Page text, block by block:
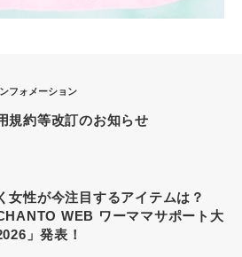
フォメーション
規約等改訂のお知らせ
女性が今注目するアイテムは？
CHANTO WEB ワーママサポート大
」発表！